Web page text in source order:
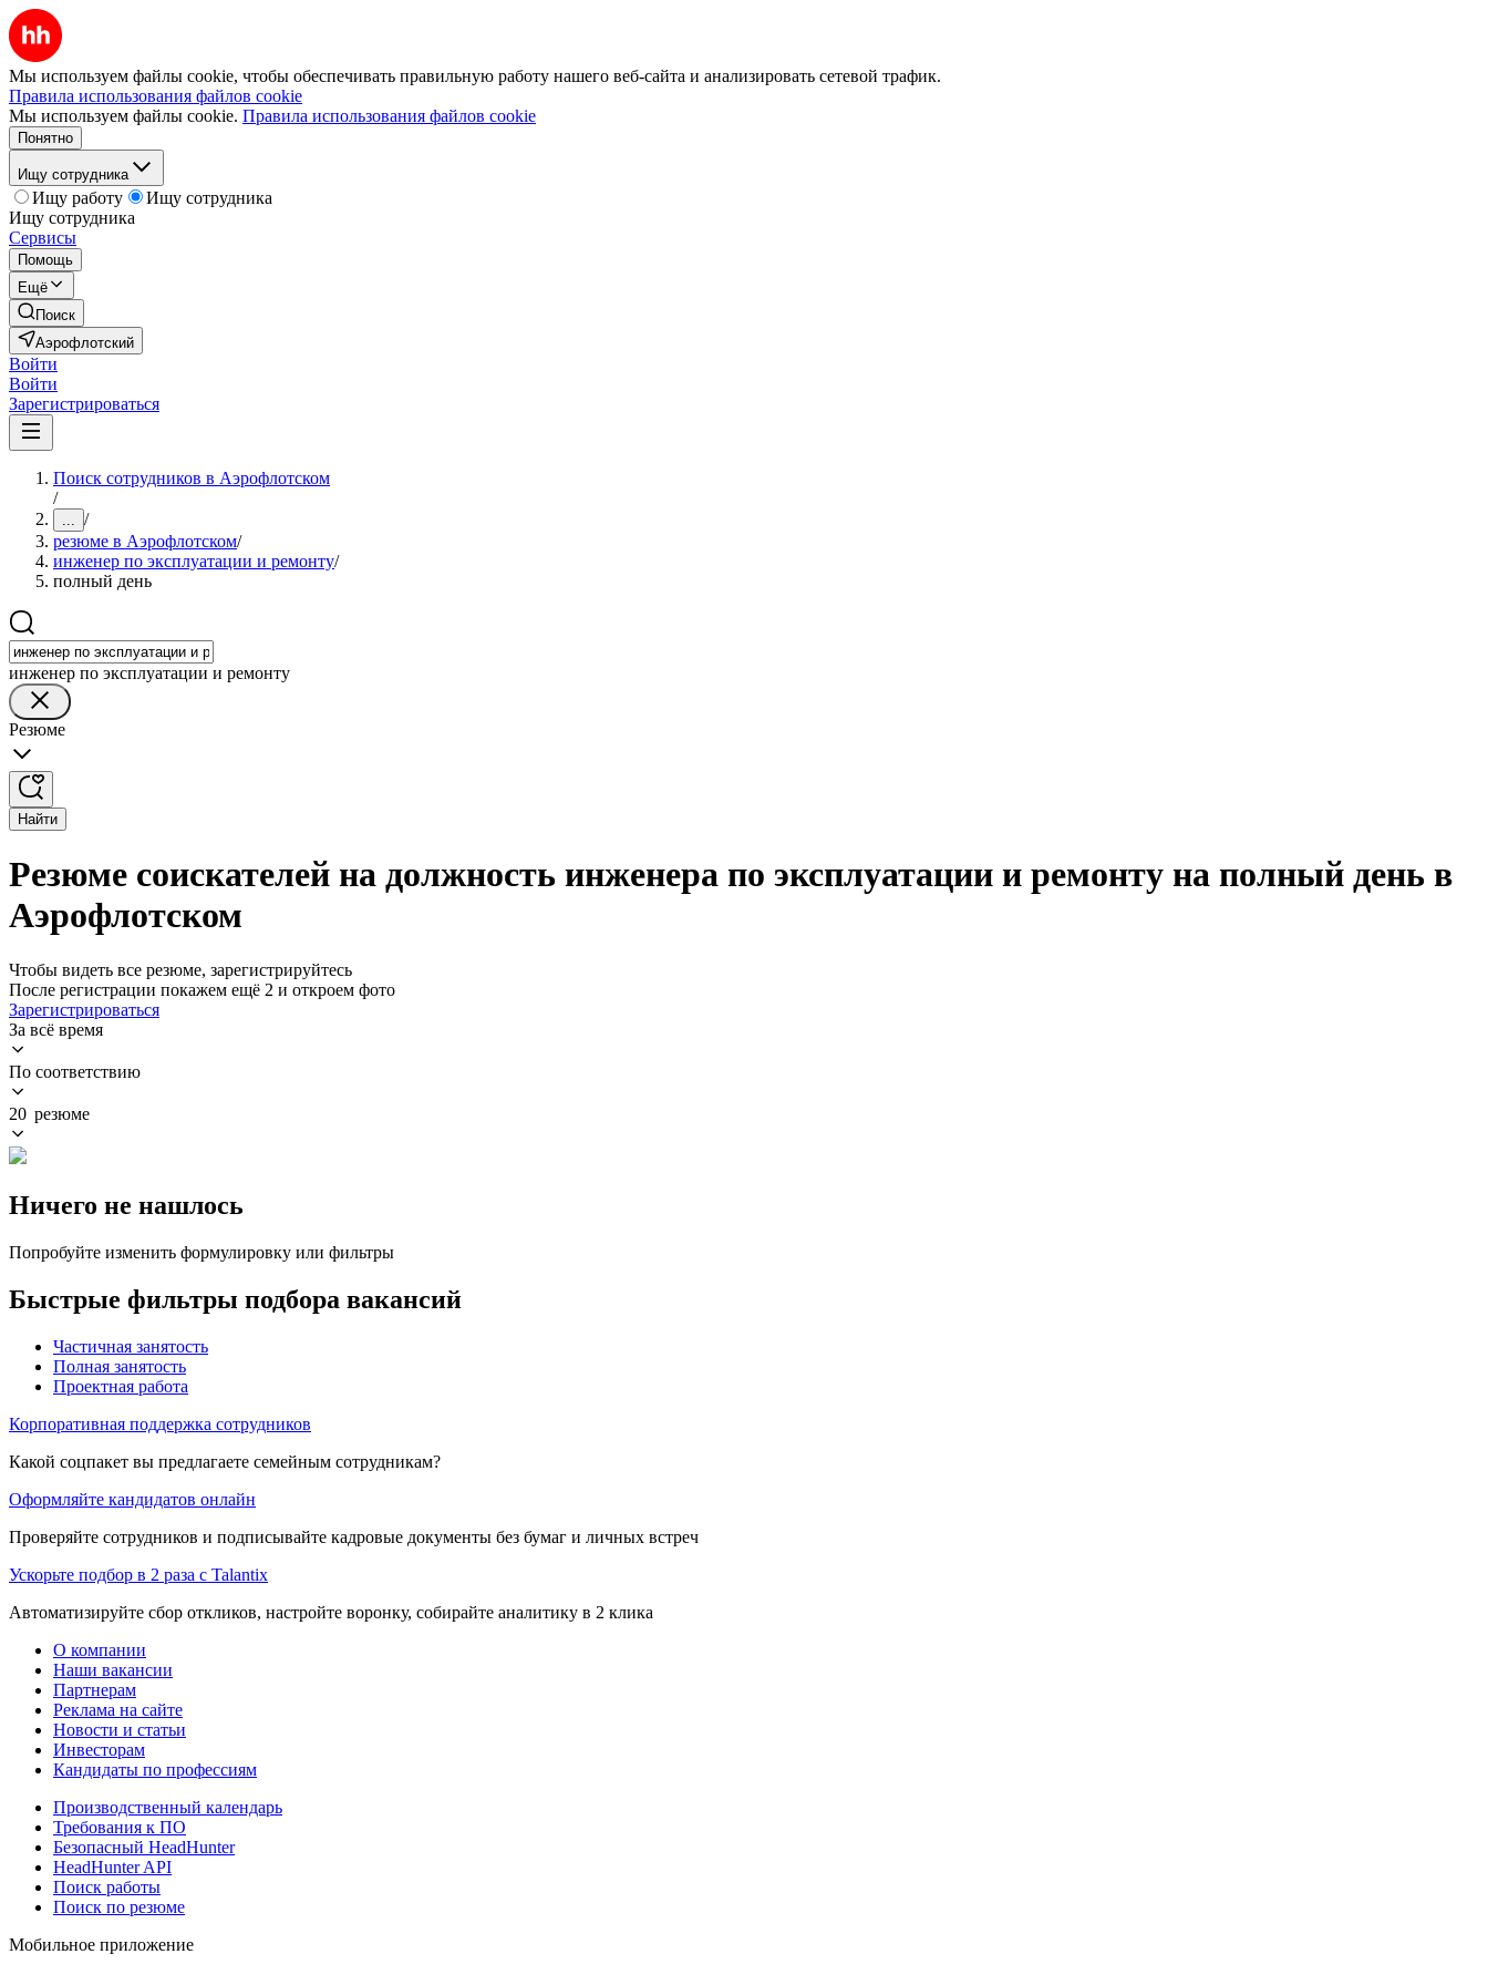
Мы используем файлы cookie, чтобы обеспечивать правильную работу нашего веб-сайта и анализировать сетевой трафик.
Правила использования файлов cookie
Мы используем файлы cookie. Правила использования файлов cookie
Понятно
Ищу сотрудника
Ищу работу
Ищу сотрудника
Ищу сотрудника
Сервисы
Помощь
Ещё
Поиск
Аэрофлотский
Войти
Войти
Зарегистрироваться
Поиск сотрудников в Аэрофлотском
/
... /
резюме в Аэрофлотском/
инженер по эксплуатации и ремонту/
полный день
инженер по эксплуатации и ремонту
Резюме
Найти
Резюме соискателей на должность инженера по эксплуатации и ремонту на полный день в
Аэрофлотском
Чтобы видеть все резюме, зарегистрируйтесь
После регистрации покажем ещё 2 и откроем фото
Зарегистрироваться
За всё время
По соответствию
20 резюме
Ничего не нашлось
Попробуйте изменить формулировку или фильтры
Быстрые фильтры подбора вакансий
Частичная занятость
Полная занятость
Проектная работа
Корпоративная поддержка сотрудников
Какой соцпакет вы предлагаете семейным сотрудникам?
Оформляйте кандидатов онлайн
Проверяйте сотрудников и подписывайте кадровые документы без бумаг и личных встреч
Ускорьте подбор в 2 раза с Talantix
Автоматизируйте сбор откликов, настройте воронку, собирайте аналитику в 2 клика
О компании
Наши вакансии
Партнерам
Реклама на сайте
Новости и статьи
Инвесторам
Кандидаты по профессиям
Производственный календарь
Требования к ПО
Безопасный HeadHunter
HeadHunter API
Поиск работы
Поиск по резюме
Мобильное приложение